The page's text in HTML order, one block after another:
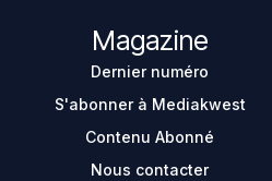
Magazine
Dernier numéro
S'abonner à Mediakwest
Contenu Abonné
Nous contacter